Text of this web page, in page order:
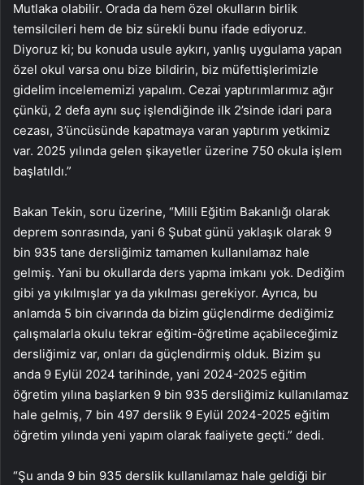
Mutlaka olabilir. Orada da hem özel okulların birlik
temsilcileri hem de biz sürekli bunu ifade ediyoruz.
Diyoruz ki; bu konuda usule aykırı, yanlış uygulama yapan
özel okul varsa onu bize bildirin, biz müfettişlerimizle
gidelim incelememizi yapalım. Cezai yaptırımlarımız ağır
çünkü, 2 defa aynı suç işlendiğinde ilk 2’sinde idari para
cezası, 3’üncüsünde kapatmaya varan yaptırım yetkimiz
var. 2025 yılında gelen şikayetler üzerine 750 okula işlem
başlatıldı.”
Bakan Tekin, soru üzerine, “Milli Eğitim Bakanlığı olarak
deprem sonrasında, yani 6 Şubat günü yaklaşık olarak 9
bin 935 tane dersliğimiz tamamen kullanılamaz hale
gelmiş. Yani bu okullarda ders yapma imkanı yok. Dediğim
gibi ya yıkılmışlar ya da yıkılması gerekiyor. Ayrıca, bu
anlamda 5 bin civarında da bizim güçlendirme dediğimiz
çalışmalarla okulu tekrar eğitim-öğretime açabileceğimiz
dersliğimiz var, onları da güçlendirmiş olduk. Bizim şu
anda 9 Eylül 2024 tarihinde, yani 2024-2025 eğitim
öğretim yılına başlarken 9 bin 935 dersliğimiz kullanılamaz
hale gelmiş, 7 bin 497 derslik 9 Eylül 2024-2025 eğitim
öğretim yılında yeni yapım olarak faaliyete geçti.” dedi.
“Şu anda 9 bin 935 derslik kullanılamaz hale geldiği bir